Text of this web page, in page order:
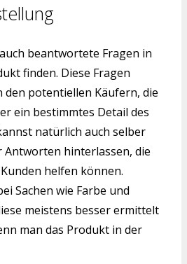
beantwortete Fragen in
finden. Diese Fragen
den potentiellen Käufern, die
ein bestimmtes Detail des
natürlich auch selber
Antworten hinterlassen, die
helfen können.
Sachen wie Farbe und
meistens besser ermittelt
man das Produkt in der